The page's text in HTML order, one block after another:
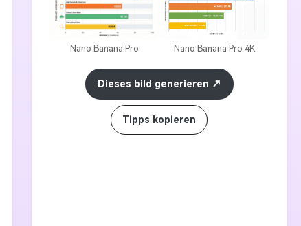
gedruckte Überschriften, klare
Achsenbeschriftungen, farbcodierte Balken
(blau, orange, grün, gelb) und feine
Unternehmensdesign, ausgewogene
Abstände und ein Layout im Vektorstil,
ähnlich wie ein Business-Dashboard. --Keine
Unschärfe--Kein 3d-Realismus--Keine
Nano Banana Pro Nano Banana Pro 4K
Dieses bild generieren
Tipps kopieren